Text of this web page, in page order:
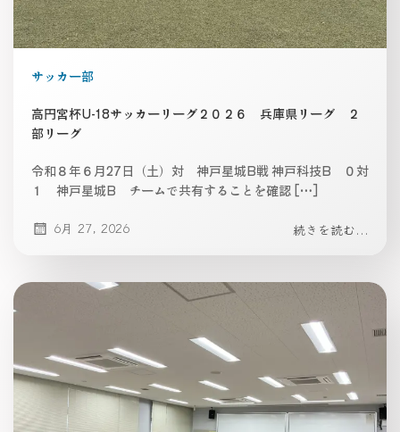
サッカー部
高円宮杯U-18サッカーリーグ２０２６ 兵庫県リーグ ２
部リーグ
令和８年６月27日（土）対 神戸星城B戦 神戸科技B ０対
１ 神戸星城B チームで共有することを確認 […]
6月 27, 2026 続きを読む...